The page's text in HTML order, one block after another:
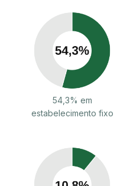
54,3% em
estabelecimento fixo